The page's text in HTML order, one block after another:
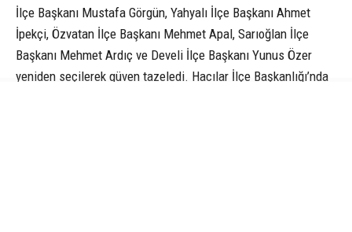
İlçe Başkanı Mustafa Görgün, Yahyalı İlçe Başkanı Ahmet
İpekçi, Özvatan İlçe Başkanı Mehmet Apal, Sarıoğlan İlçe
Başkanı Mehmet Ardıç ve Develi İlçe Başkanı Yunus Özer
yeniden seçilerek güven tazeledi. Hacılar İlçe Başkanlığı’nda